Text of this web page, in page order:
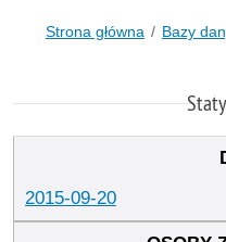
Strona główna Bazy
2015-09-20